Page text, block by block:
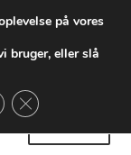
på vores
bruger, eller slå
Close GDPR